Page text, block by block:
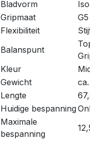
Bladvorm
Gripmaat
Flexibiliteit
Balanspunt
Kleur
Gewicht
Lengte
Huidige bespanning
Maximale
bespanning